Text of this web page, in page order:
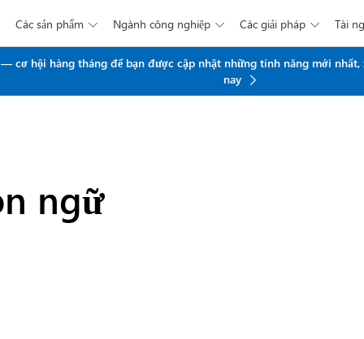
Chuyển đến nội dung chính
Các sản phẩm  Ngành công nghiệp  Các giải pháp  Tài
hội hàng tháng để bạn được cập nhật những tính năng mới nhất,
nay
ngữ